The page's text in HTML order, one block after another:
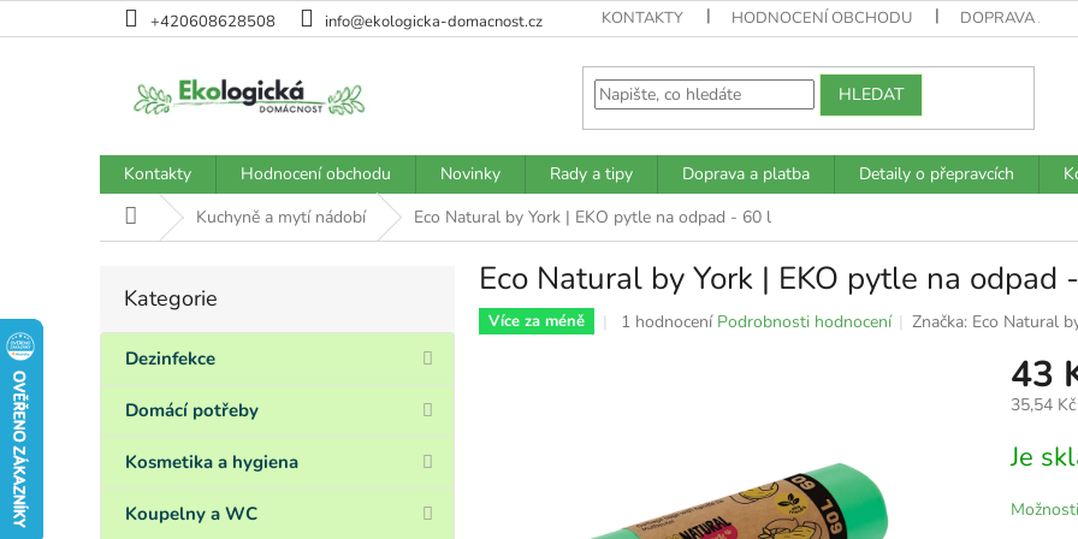
na
+420608628508 info@ekologicka-domacnost.cz KONTAKTY HODNOCENÍ OBCHODU DOPRAVA A
HLEDAT
Kontakty Hodnocení obchodu Novinky Rady a tipy Doprava a platba Detaily o přepravcích
Domů Kuchyně a mytí nádobí Eco Natural by York | EKO pytle na odpad - 60 l
s
r
n
í
Přeskočit
Kategorie
Dezinfekce
Domácí potřeby
Kosmetika a hygiena
Koupelny a WC
Eco Natural by York | EKO pytle na odpad
Více za méně
Průměrné
1 hodnocení Podrobnosti hodnocení Značka: Eco Natural
43
35,54
cena:
Je